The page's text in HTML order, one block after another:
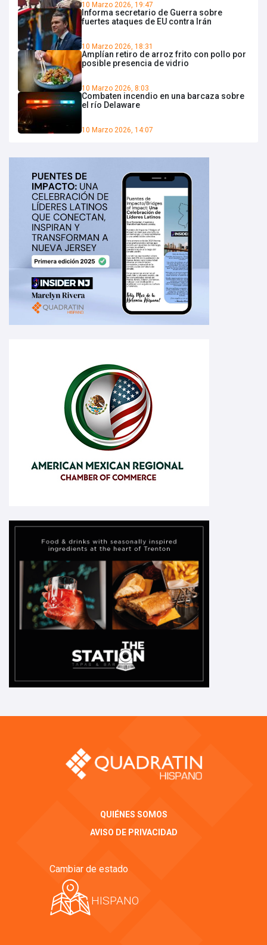
10 Marzo 2026, 19:47
Informa secretario de Guerra sobre
fuertes ataques de EU contra Irán
10 Marzo 2026, 18:31
Amplían retiro de arroz frito con pollo por
posible presencia de vidrio
10 Marzo 2026, 8:03
Combaten incendio en una barcaza sobre
el río Delaware
10 Marzo 2026, 14:07
QUIÉNES SOMOS
AVISO DE PRIVACIDAD
Cambiar de estado
HISPANO